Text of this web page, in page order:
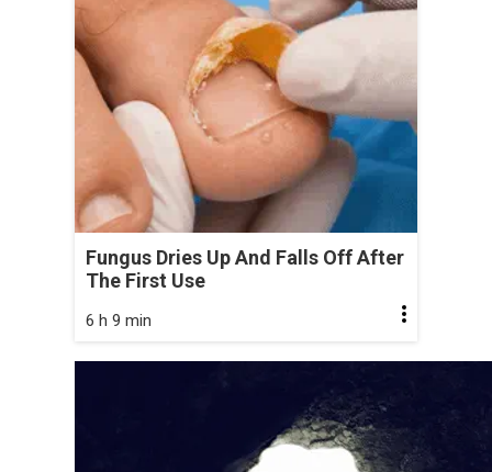
Fungus Dries Up And Falls Off After
The First Use
6 h 9 min